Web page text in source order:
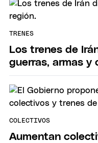
TRENES
Los trenes de
guerras, armas y
COLECTIVOS
Aumentan